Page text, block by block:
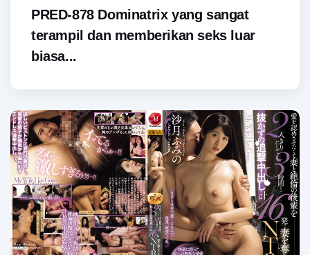
PRED-878 Dominatrix yang sangat
terampil dan memberikan seks luar
biasa...